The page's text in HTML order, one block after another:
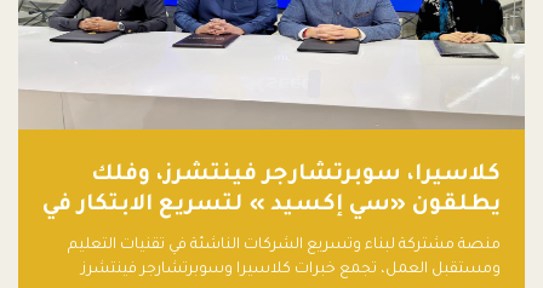
كلاسيرا، سوبرتشارجر فينتشرز، وفلك
يطلقون «سي إكسيد » لتسريع الابتكار في
تقنيات التعليم ومستقبل العمل
منصة مشتركة لبناء وتسريع الشركات الناشئة في تقنيات التعليم
ومستقبل العمل، تجمع خبرات كلاسيرا وسوبرتشارجر فينتشرز